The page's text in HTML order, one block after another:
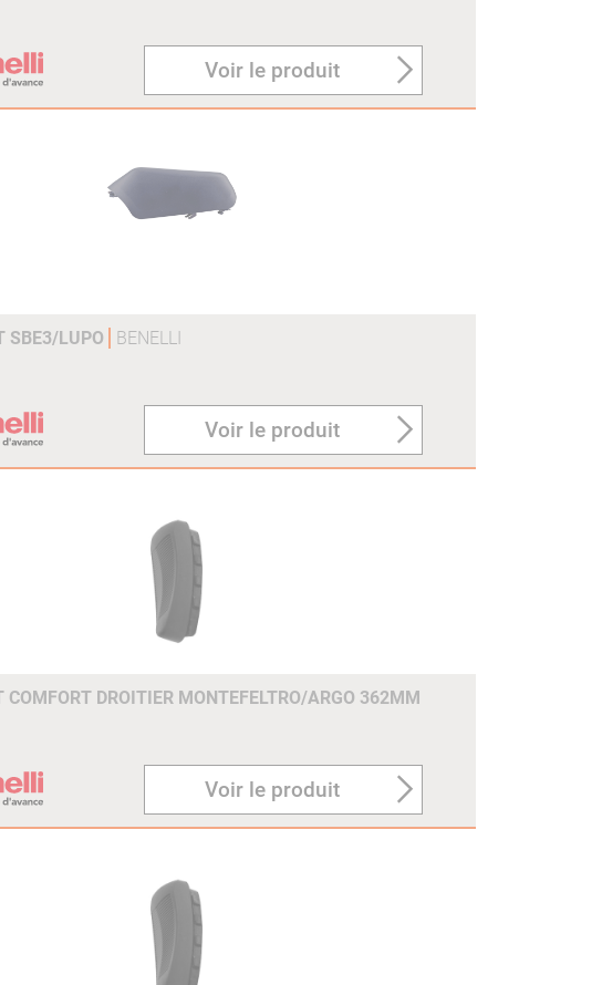
Voir le produit
SBE3/LUPO BENELLI
Voir le produit
COMFORT DROITIER MONTEFELTRO/ARGO 362MM
Voir le produit